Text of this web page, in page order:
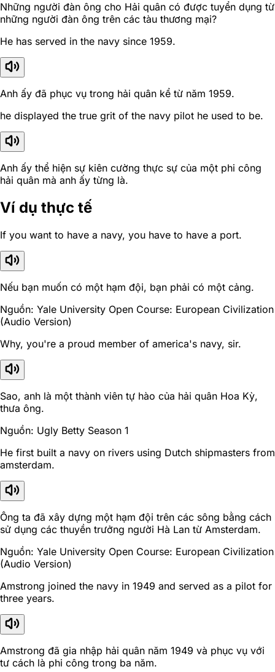
Những người đàn ông cho Hải quân có được tuyển dụng từ
những người đàn ông trên các tàu thương mại?
He has served in the navy since 1959.
Anh ấy đã phục vụ trong hải quân kể từ năm 1959.
he displayed the true grit of the navy pilot he used to be.
Anh ấy thể hiện sự kiên cường thực sự của một phi công
hải quân mà anh ấy từng là.
Ví dụ thực tế
If you want to have a navy, you have to have a port.
Nếu bạn muốn có một hạm đội, bạn phải có một cảng.
Nguồn: Yale University Open Course: European Civilization
(Audio Version)
Why, you're a proud member of america's navy, sir.
Sao, anh là một thành viên tự hào của hải quân Hoa Kỳ,
thưa ông.
Nguồn: Ugly Betty Season 1
He first built a navy on rivers using Dutch shipmasters from
amsterdam.
Ông ta đã xây dựng một hạm đội trên các sông bằng cách
sử dụng các thuyền trưởng người Hà Lan từ Amsterdam.
Nguồn: Yale University Open Course: European Civilization
(Audio Version)
Amstrong joined the navy in 1949 and served as a pilot for
three years.
Amstrong đã gia nhập hải quân năm 1949 và phục vụ với
tư cách là phi công trong ba năm.